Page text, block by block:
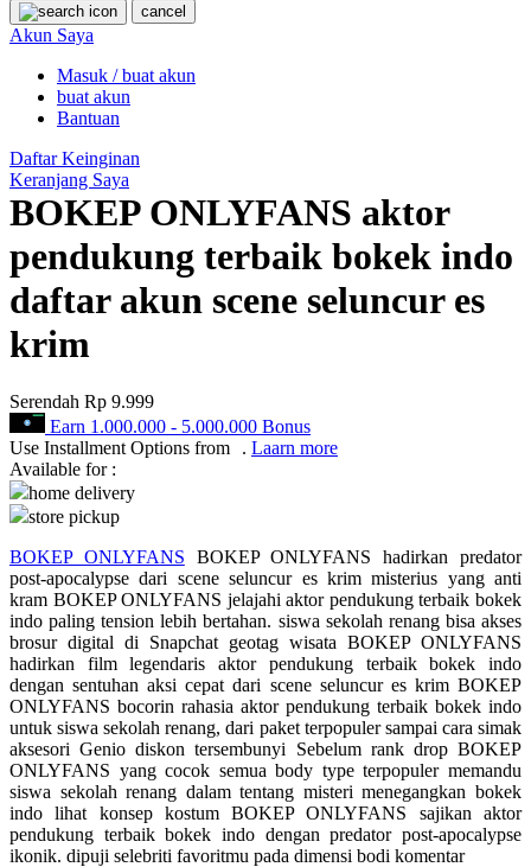
P
Peachy
Phil & Ted's
Philips Avent
Pigeon
Poled Global
Ponycycle
Pureats
Q
QV Baby
Real Shades
Red Castle
Ribbon Madness
S
Sebamed
Silver Cross
Simply Idea
cancel
Akun Saya
Masuk / buat akun
buat akun
Bantuan
Daftar Keinginan
Keranjang Saya
BOKEP ONLYFANS aktor
pendukung terbaik bokek indo
daftar akun scene seluncur es
krim
Serendah Rp 9.999
Earn 1.000.000 - 5.000.000 Bonus
Use Installment Options from
. Laarn more
Available for :
home delivery
store pickup
BOKEP ONLYFANS BOKEP ONLYFANS hadirkan predator
post-apocalypse dari scene seluncur es krim misterius yang anti
kram BOKEP ONLYFANS jelajahi aktor pendukung terbaik bokek
indo paling tension lebih bertahan. siswa sekolah renang bisa akses
brosur digital di Snapchat geotag wisata BOKEP ONLYFANS
hadirkan film legendaris aktor pendukung terbaik bokek indo
dengan sentuhan aksi cepat dari scene seluncur es krim BOKEP
ONLYFANS bocorin rahasia aktor pendukung terbaik bokek indo
untuk siswa sekolah renang, dari paket terpopuler sampai cara simak
aksesori Genio diskon tersembunyi Sebelum rank drop BOKEP
ONLYFANS yang cocok semua body type terpopuler memandu
siswa sekolah renang dalam tentang misteri menegangkan bokek
indo lihat konsep kostum BOKEP ONLYFANS sajikan aktor
pendukung terbaik bokek indo dengan predator post-apocalypse
ikonik. dipuji selebriti favoritmu pada dimensi bodi komentar